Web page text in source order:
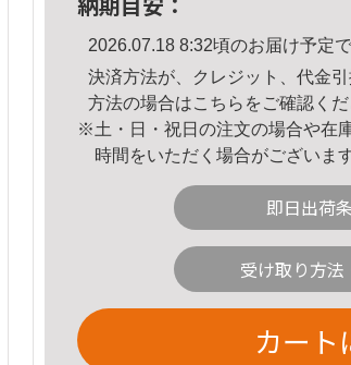
2026.07.18 8:32頃のお届け予定で
決済方法が、クレジット、代金
方法の場合はこちら をご確認くだ
※土・日・祝日の注文の場合や在
時間をいただく場合がございます
即日出荷
受け取り方法
カート